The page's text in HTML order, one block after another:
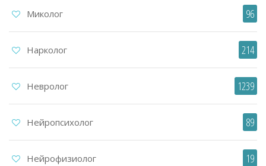
Миколог 96
Нарколог 214
Невролог 1239
Нейропсихолог 89
Нейрофизиолог 19